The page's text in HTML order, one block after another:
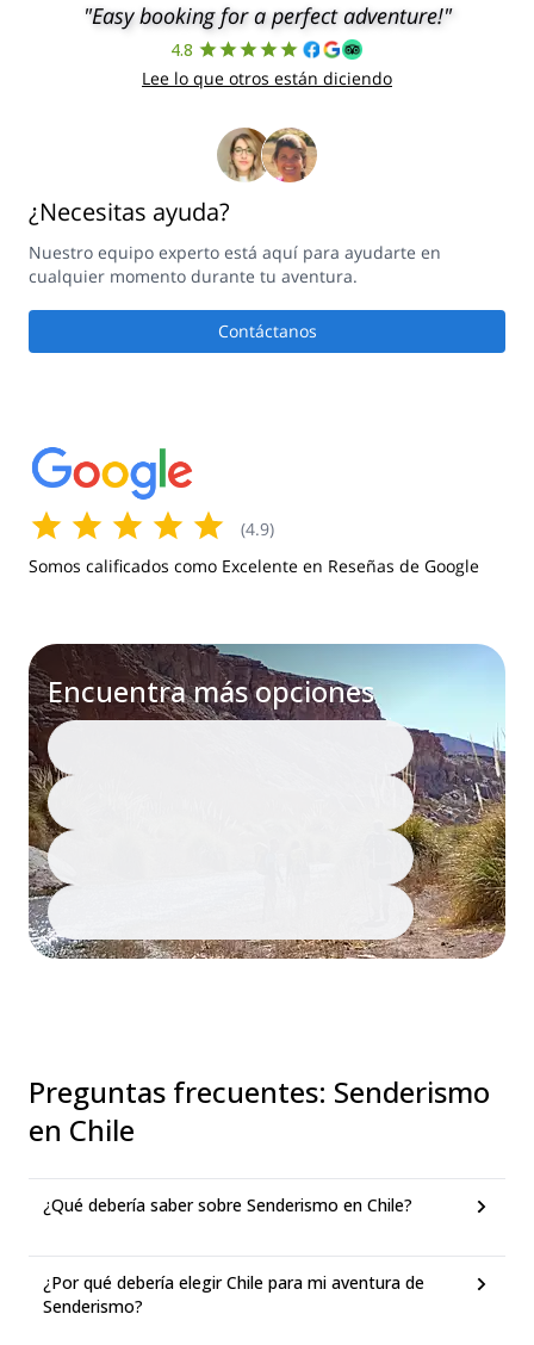
"Easy booking for a perfect adventure!"
4.8
Lee lo que otros están diciendo
¿Necesitas ayuda?
Nuestro equipo experto está aquí para ayudarte en
cualquier momento durante tu aventura.
Contáctanos
(4.9)
Somos calificados como Excelente en Reseñas de Google
Encuentra más opciones
Preguntas frecuentes: Senderismo
en Chile
¿Qué debería saber sobre Senderismo en Chile?
¿Por qué debería elegir Chile para mi aventura de
Senderismo?